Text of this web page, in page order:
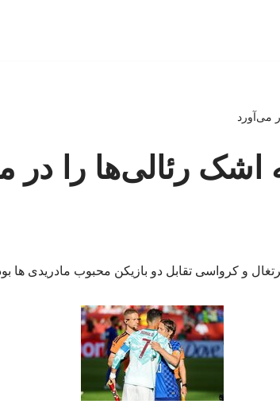
می‌آورد
رئالی‌ها را در
و کرواسی تقابل دو بازیکن محبوب مادریدی ها